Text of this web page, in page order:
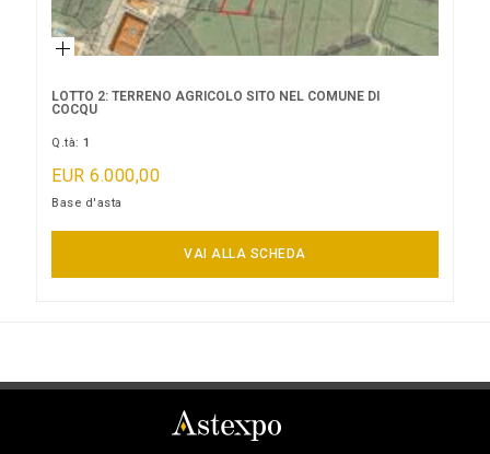
LOTTO 2: TERRENO AGRICOLO SITO NEL COMUNE DI
COCQU
Q.tà:1
EUR 6.000,00
Base d'asta
VAI ALLA SCHEDA